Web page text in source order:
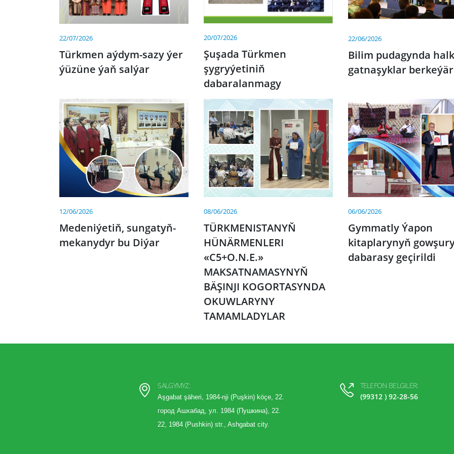
22/07/2026
Türkmen aýdym-sazy ýer
ýüzüne ýaň salýar
20/07/2026
Şuşada Türkmen
şygryýetiniň
dabaralanmagy
22/06/2026
Bilim pudagynda
gatnaşyklar berkeýär
12/06/2026
Medeniýetiň, sungatyň-
mekanydyr bu Diýar
08/06/2026
TÜRKMENISTANYŇ
HÜNÄRMENLERI
«C5+O.N.E.»
MAKSATNAMASYNYŇ
BÄŞINJI KOGORTASYNDA
OKUWLARYNY
TAMAMLADYLAR
06/06/2026
Gymmatly Ýapon
kitaplarynyň
dabarasy geçirildi
SALGYMYZ:
Aşgabat şäheri, 1984-nji (Puşkin) köçe, 22.
город Ашхабад, ул. 1984 (Пушкина), 22.
22, 1984 (Pushkin) str., Ashgabat city.
TELEFON BELGILER:
(99312 ) 92-28-56